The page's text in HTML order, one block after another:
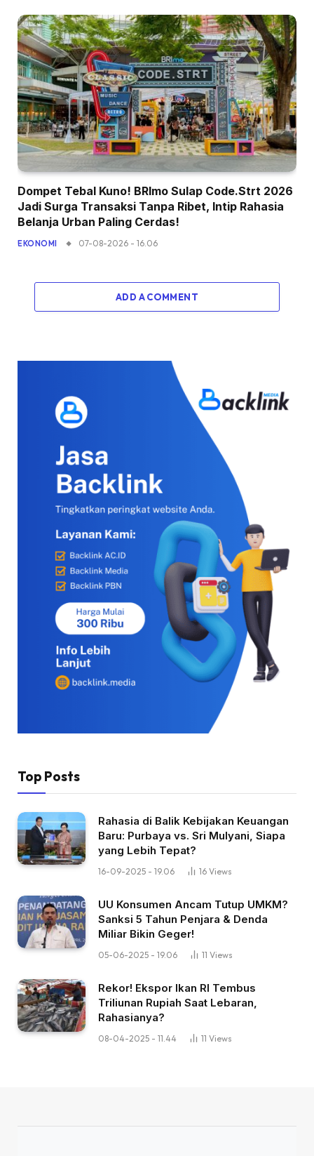
Dompet Tebal Kuno! BRImo Sulap Code.Strt 2026
Jadi Surga Transaksi Tanpa Ribet, Intip Rahasia
Belanja Urban Paling Cerdas!
EKONOMI 07-08-2026 - 16.06
ADD A COMMENT
Top Posts
Rahasia di Balik Kebijakan Keuangan
Baru: Purbaya vs. Sri Mulyani, Siapa
yang Lebih Tepat?
16-09-2025 - 19.06 16 Views
UU Konsumen Ancam Tutup UMKM?
Sanksi 5 Tahun Penjara & Denda
Miliar Bikin Geger!
05-06-2025 - 19.06 11 Views
Rekor! Ekspor Ikan RI Tembus
Triliunan Rupiah Saat Lebaran,
Rahasianya?
08-04-2025 - 11.44 11 Views